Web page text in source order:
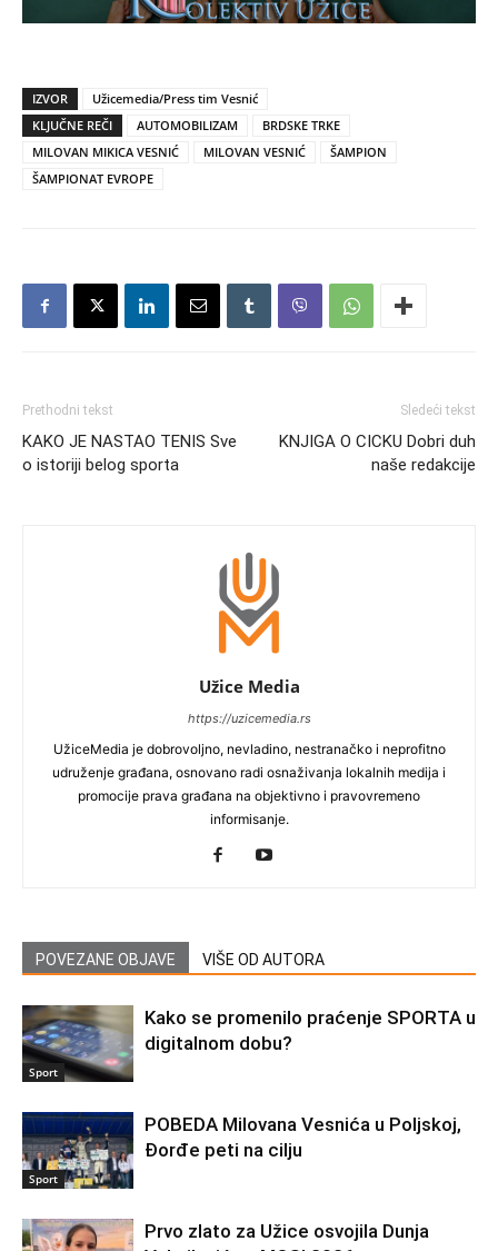
IZVOR
Užicemedia/Press tim Vesnić
KLJUČNE REČI
AUTOMOBILIZAM
BRDSKE TRKE
MILOVAN MIKICA VESNIĆ
MILOVAN VESNIĆ
ŠAMPION
ŠAMPIONAT EVROPE
Prethodni tekst
KAKO JE NASTAO TENIS Sve
o istoriji belog sporta
Sledeći tekst
KNJIGA O CICKU Dobri duh
naše redakcije
Užice Media
https://uzicemedia.rs
UžiceMedia je dobrovoljno, nevladino, nestranačko i neprofitno
udruženje građana, osnovano radi osnaživanja lokalnih medija i
promocije prava građana na objektivno i pravovremeno
informisanje.
POVEZANE OBJAVE VIŠE OD AUTORA
Sport
Kako se promenilo praćenje SPORTA u
digitalnom dobu?
Sport
POBEDA Milovana Vesnića u Poljskoj,
Đorđe peti na cilju
Prvo zlato za Užice osvojila Dunja